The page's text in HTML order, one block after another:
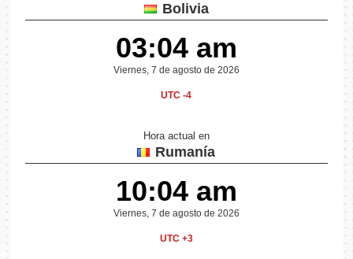
Bolivia
03:04 am
Viernes, 7 de agosto de 2026
UTC -4
Hora actual en
Rumanía
10:04 am
Viernes, 7 de agosto de 2026
UTC +3